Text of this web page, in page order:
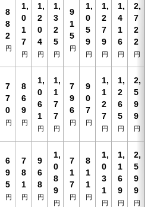
8
8
2
円
1,
0
1
7
円
1,
2
0
4
円
1,
3
2
5
円
9
1
5
円
1,
0
5
9
円
1,
2
7
9
円
1,
4
1
6
円
2,
7
2
2
円
7
7
0
円
8
6
9
円
1,
0
6
1
円
1,
1
7
7
円
7
9
6
円
9
0
7
円
1,
1
2
7
円
1,
2
6
5
円
2,
5
9
9
円
6
9
5
円
7
8
1
円
9
6
8
円
1,
0
8
9
円
7
1
7
円
8
1
1
円
1,
0
3
1
円
1,
1
6
9
円
2,
5
9
9
円